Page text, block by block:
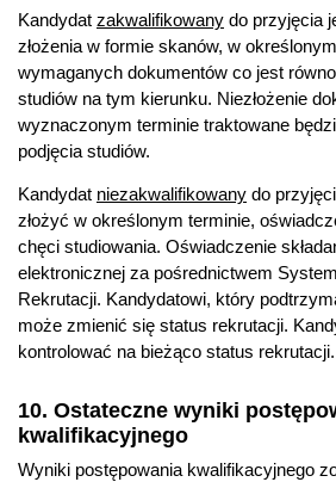
Kandydat zakwalifikowany do przyjęcia
złożenia w formie skanów, w
wymaganych dokumentów co jest
studiów na tym kierunku. Niezłożenie
wyznaczonym terminie traktowane
podjęcia studiów.
Kandydat niezakwalifikowany do
złożyć w określonym terminie,
chęci studiowania. Oświadczenie
elektronicznej za pośrednictwem
Rekrutacji. Kandydatowi, który
może zmienić się status rekrutacji.
kontrolować na bieżąco status rekrutacji.
10. Ostateczne wyniki
kwalifikacyjnego
Wyniki postępowania kwalifikacyjnego